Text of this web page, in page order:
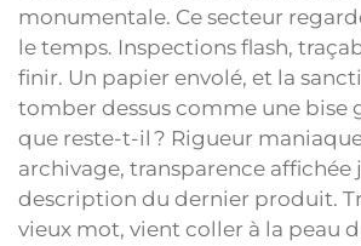
monumentale. Ce secteur
le temps. Inspections flash,
finir. Un papier envolé, et la
tomber dessus comme une bise
que reste-t-il ? Rigueur
archivage, transparence affichée
description du dernier produit.
vieux mot, vient coller à la peau